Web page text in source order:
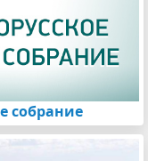
собрание